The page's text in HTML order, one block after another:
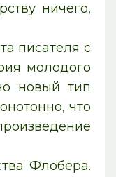
ничего,
писателя с
молодого
новый тип
что
Флобера.